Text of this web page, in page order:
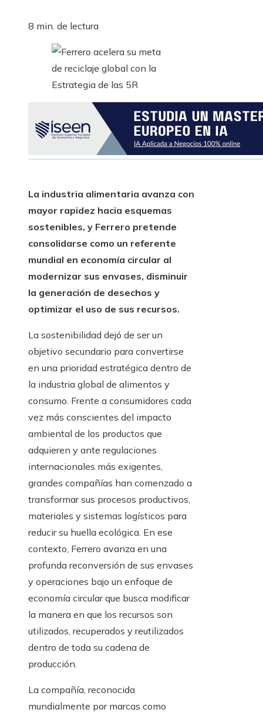
8 min. de lectura
La industria alimentaria avanza con
mayor rapidez hacia esquemas
sostenibles, y Ferrero pretende
consolidarse como un referente
mundial en economía circular al
modernizar sus envases, disminuir
la generación de desechos y
optimizar el uso de sus recursos.
La sostenibilidad dejó de ser un
objetivo secundario para convertirse
en una prioridad estratégica dentro de
la industria global de alimentos y
consumo. Frente a consumidores cada
vez más conscientes del impacto
ambiental de los productos que
adquieren y ante regulaciones
internacionales más exigentes,
grandes compañías han comenzado a
transformar sus procesos productivos,
materiales y sistemas logísticos para
reducir su huella ecológica. En ese
contexto, Ferrero avanza en una
profunda reconversión de sus envases
y operaciones bajo un enfoque de
economía circular que busca modificar
la manera en que los recursos son
utilizados, recuperados y reutilizados
dentro de toda su cadena de
producción.
La compañía, reconocida
mundialmente por marcas como